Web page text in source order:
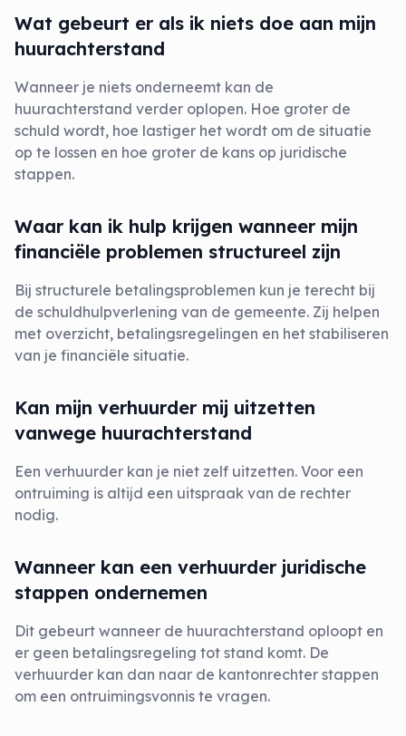
Wat gebeurt er als ik niets doe aan mijn
huurachterstand
Wanneer je niets onderneemt kan de
huurachterstand verder oplopen. Hoe groter de
schuld wordt, hoe lastiger het wordt om de situatie
op te lossen en hoe groter de kans op juridische
stappen.
Waar kan ik hulp krijgen wanneer mijn
financiële problemen structureel zijn
Bij structurele betalingsproblemen kun je terecht bij
de schuldhulpverlening van de gemeente. Zij helpen
met overzicht, betalingsregelingen en het stabiliseren
van je financiële situatie.
Kan mijn verhuurder mij uitzetten
vanwege huurachterstand
Een verhuurder kan je niet zelf uitzetten. Voor een
ontruiming is altijd een uitspraak van de rechter
nodig.
Wanneer kan een verhuurder juridische
stappen ondernemen
Dit gebeurt wanneer de huurachterstand oploopt en
er geen betalingsregeling tot stand komt. De
verhuurder kan dan naar de kantonrechter stappen
om een ontruimingsvonnis te vragen.